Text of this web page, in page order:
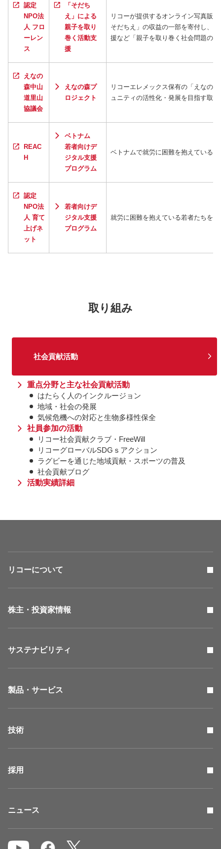
認定
NPO法
人 フロ
ーレン
ス
「そだち
え」による
親子を取り
巻く活動支
援
リコーが提供するオンライン写真販
そだちえ」の収益の一部を寄付し、
援など「親子を取り巻く社会問題の
えなの
森中山
道里山
協議会
えなの森プ
ロジェクト
リコーエレメックス保有の「えなの
ュニティの活性化・発展を目指す取り
REAC
H
ベトナム
若者向けデ
ジタル支援
プログラム
ベトナムで就労に困難を抱えている
認定
NPO法
人 育て
上げネ
ット
若者向けデ
ジタル支援
プログラム
就労に困難を抱えている若者たちを
取り組み
社会貢献活動
重点分野と主な社会貢献活動
はたらく人のインクルージョン
地域・社会の発展
気候危機への対応と生物多様性保全
社員参加の活動
リコー社会貢献クラブ・FreeWill
リコーグローバルSDGｓアクション
ラグビーを通じた地域貢献・スポーツの普及
社会貢献ブログ
活動実績詳細
リコーについて
株主・投資家情報
サステナビリティ
製品・サービス
技術
採用
ニュース